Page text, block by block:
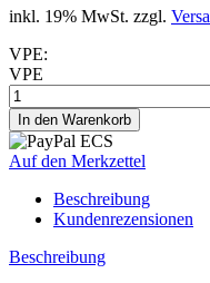
inkl. 19% MwSt. zzgl.
VPE:
VPE
Auf den Merkzettel
Beschreibung
Kundenrezensionen
Beschreibung